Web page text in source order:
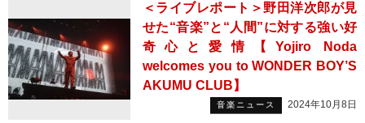
＜ライブレポート＞野田洋次郎が見
せた“音楽”と“人間”に対する強い好
奇心と愛情【Yojiro Noda
welcomes you to WONDER BOY’S
AKUMU CLUB】
音楽ニュース 2024年10月8日